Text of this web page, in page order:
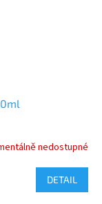
nedostupné
DETAIL